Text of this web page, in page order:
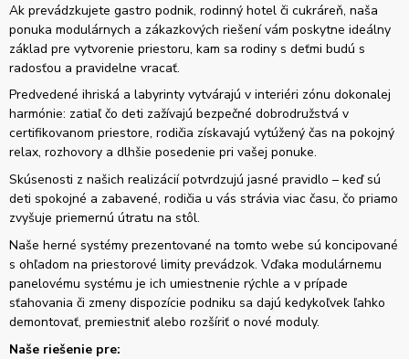
Ak prevádzkujete gastro podnik, rodinný hotel či cukráreň, naša
ponuka modulárnych a zákazkových riešení vám poskytne ideálny
základ pre vytvorenie priestoru, kam sa rodiny s deťmi budú s
radosťou a pravidelne vracať.
Predvedené ihriská a labyrinty vytvárajú v interiéri zónu dokonalej
harmónie: zatiaľ čo deti zažívajú bezpečné dobrodružstvá v
certifikovanom priestore, rodičia získavajú vytúžený čas na pokojný
relax, rozhovory a dlhšie posedenie pri vašej ponuke.
Skúsenosti z našich realizácií potvrdzujú jasné pravidlo – keď sú
deti spokojné a zabavené, rodičia u vás strávia viac času, čo priamo
zvyšuje priemernú útratu na stôl.
Naše herné systémy prezentované na tomto webe sú koncipované
s ohľadom na priestorové limity prevádzok. Vďaka modulárnemu
panelovému systému je ich umiestnenie rýchle a v prípade
sťahovania či zmeny dispozície podniku sa dajú kedykoľvek ľahko
demontovať, premiestniť alebo rozšíriť o nové moduly.
Naše riešenie pre: